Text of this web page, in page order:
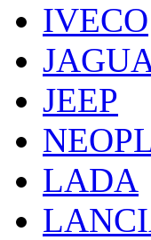
IVECO
JEEP
LADA